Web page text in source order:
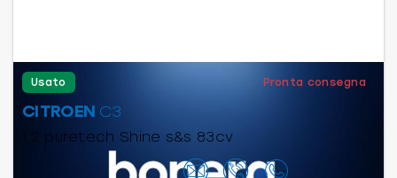
Usato Pronta consegna
CITROEN C3
1.2 puretech Shine s&s 83cv
Contattaci